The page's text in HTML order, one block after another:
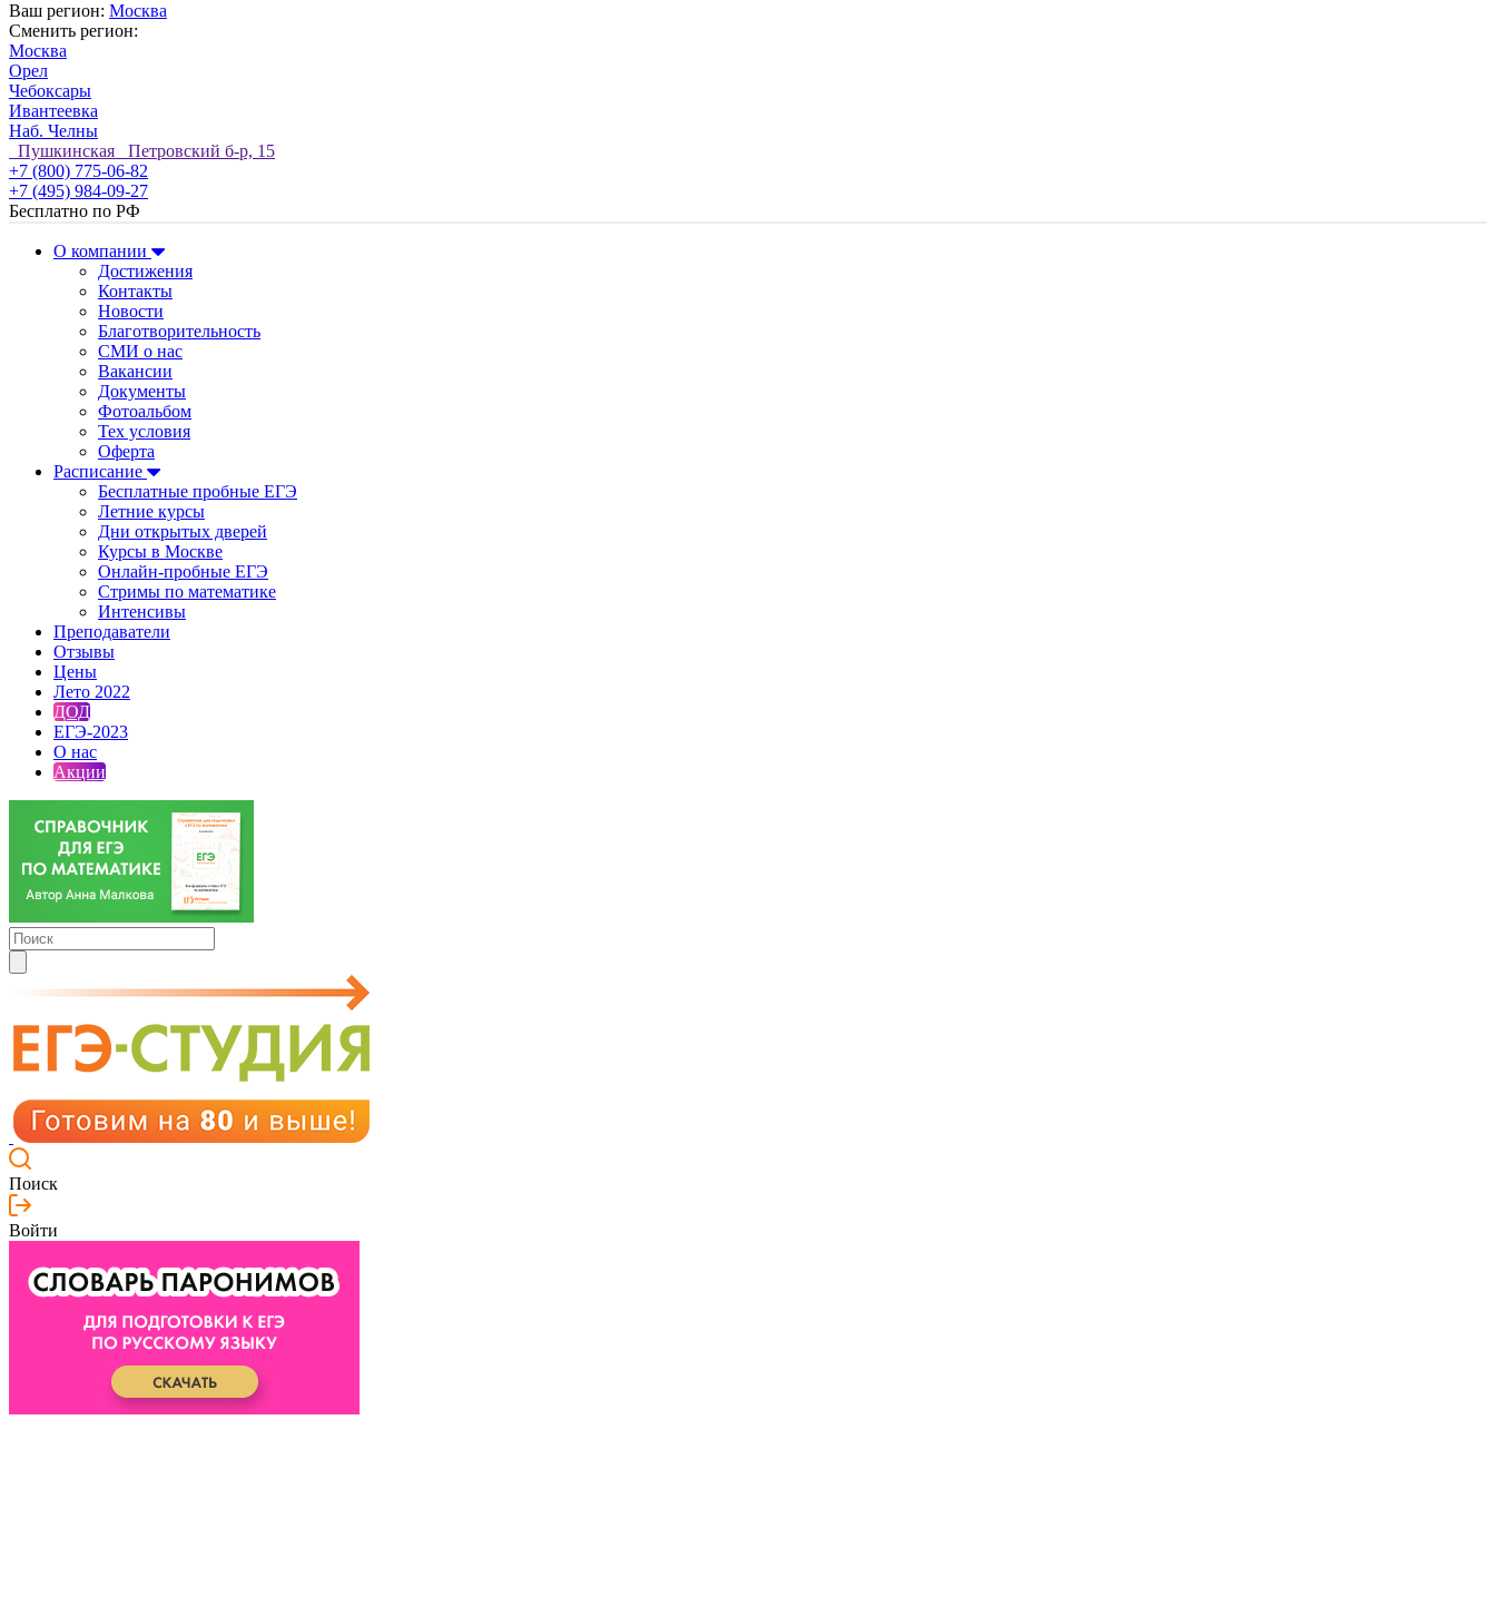
Ваш регион: Москва
Сменить регион:
Москва
Орел
Чебоксары
Ивантеевка
Наб. Челны
Пушкинская Петровский б-р, 15
+7 (800) 775-06-82
+7 (495) 984-09-27
Бесплатно по РФ
О компании
Достижения
Контакты
Новости
Благотворительность
СМИ о нас
Вакансии
Документы
Фотоальбом
Тех условия
Оферта
Расписание
Бесплатные пробные ЕГЭ
Летние курсы
Дни открытых дверей
Курсы в Москве
Онлайн-пробные ЕГЭ
Стримы по математике
Интенсивы
Преподаватели
Отзывы
Цены
Лето 2022
ДОД
ЕГЭ-2023
О нас
Акции
Поиск
Войти